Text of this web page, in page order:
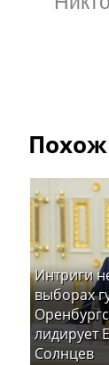
Интриги
выборах
лидирует
Солнцев